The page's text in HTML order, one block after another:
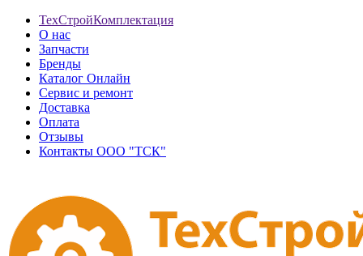
ТехСтройКомплектация
О нас
Запчасти
Бренды
Каталог Онлайн
Сервис и ремонт
Доставка
Оплата
Отзывы
Контакты ООО "ТСК"